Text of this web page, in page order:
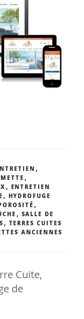
,
,
, ENTRETIEN
, HYDROFUGE
,
, SALLE DE
, TERRES CUITES
ANCIENNES
Cuite,
de